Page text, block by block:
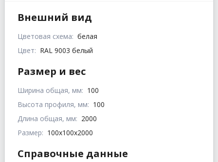
Внешний вид
Цветовая схема: белая
Цвет: RAL 9003 белый
Размер и вес
Ширина общая, мм: 100
Высота профиля, мм: 100
Длина общая, мм: 2000
Размер: 100x100x2000
Справочные данные